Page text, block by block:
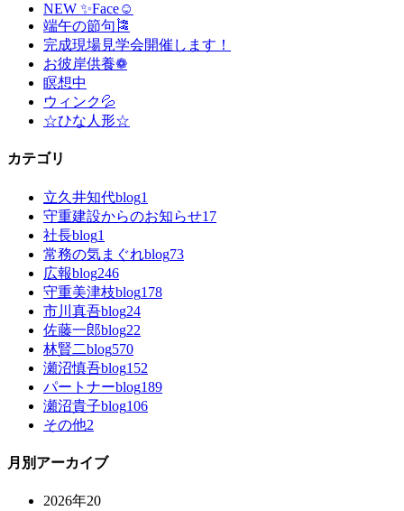
NEW ✨Face☺
端午の節句🎏
完成現場見学会開催します！
お彼岸供養❁
瞑想中
ウィンク💦
☆ひな人形☆
カテゴリ
立久井知代blog1
守重建設からのお知らせ17
社長blog1
常務の気まぐれblog73
広報blog246
守重美津枝blog178
市川真吾blog24
佐藤一郎blog22
林賢二blog570
瀬沼慎吾blog152
パートナーblog189
瀬沼貴子blog106
その他2
月別アーカイブ
2026年20